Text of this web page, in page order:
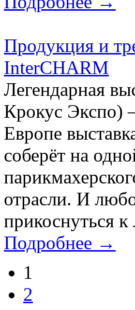
Продукция и
InterCHARM
Легендарная
Крокус Экспо)
Европе
соберёт на
отрасли. И
прикоснуться
Подробнее →
1
2